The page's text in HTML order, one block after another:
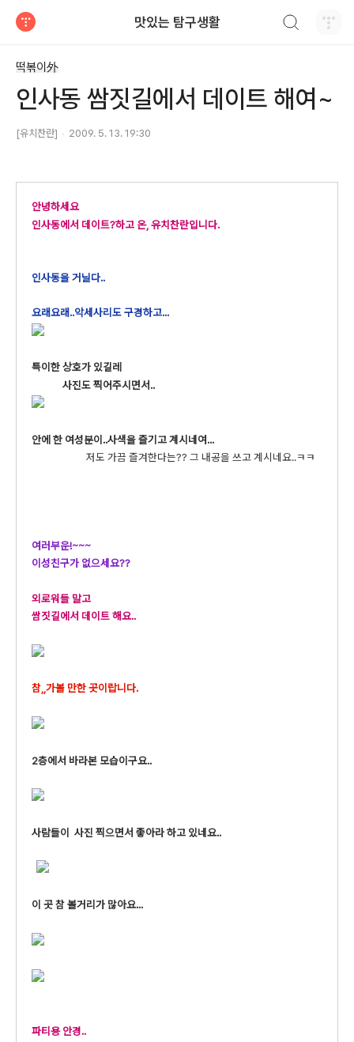
맛있는 탐구생활
떡볶이外
인사동 쌈짓길에서 데이트 해여~
[유치찬란] 2009. 5. 13. 19:30
안녕하세요
인사동에서 데이트?하고 온, 유치찬란입니다.
인사동을 거닐다..
요래요래..악세사리도 구경하고...
특이한 상호가 있길레
사진도 찍어주시면서..
안에 한 여성분이..사색을 즐기고 계시네여...
저도 가끔 즐겨한다는?? 그 내공을 쓰고 계시네요..ㅋㅋ
여러부운!~~~
이성친구가 없으세요??
외로워들 말고
쌈짓길에서 데이트 해요..
참,,가볼 만한 곳이랍니다.
2층에서 바라본 모습이구요..
사람들이 사진 찍으면서 좋아라 하고 있네요..
이 곳 참 볼거리가 많아요...
파티용 안경..